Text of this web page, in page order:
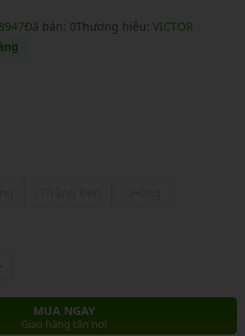
Đã bán: 0Thương hiệu: VICTOR
MUA NGAY
Giao hàng tận nơi